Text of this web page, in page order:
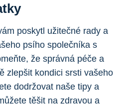
poskytl užitečné rady a
psího ⁣společníka s
že‌ správná péče a
zlepšit kondici ⁢srsti​ vašeho
⁤dodržovat naše tipy​ a
těšit na​ zdravou a